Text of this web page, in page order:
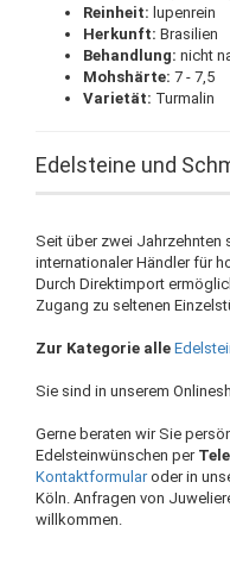
Reinheit: lupenrein
Herkunft: Brasilien
Behandlung: nicht
Mohshärte: 7 - 7,5
Varietät: Turmalin
Edelsteine und
Seit über zwei Jahrzehnten
internationaler Händler für
Durch Direktimport
Zugang zu seltenen
Zur Kategorie alle
Sie sind in unserem
Gerne beraten wir Sie
Edelsteinwünschen per
Kontaktformularoder in
Köln. Anfragen von
willkommen.